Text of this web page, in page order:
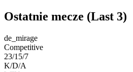
Ostatnie mecze (Last 3)
de_mirage
Competitive
23/15/7
K/D/A